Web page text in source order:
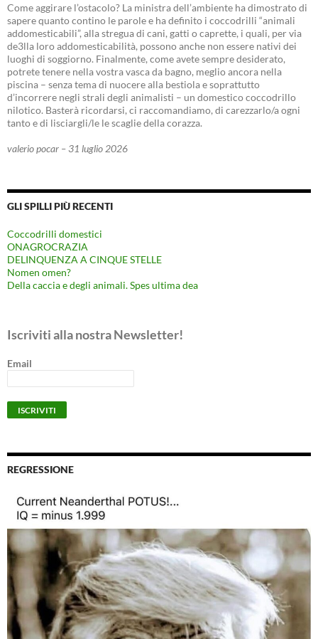
Come aggirare l’ostacolo? La ministra dell’ambiente ha dimostrato di
sapere quanto contino le parole e ha definito i coccodrilli “animali
addomesticabili”, alla stregua di cani, gatti o caprette, i quali, per via
de3lla loro addomesticabilità, possono anche non essere nativi dei
luoghi di soggiorno. Finalmente, come avete sempre desiderato,
potrete tenere nella vostra vasca da bagno, meglio ancora nella
piscina – senza tema di nuocere alla bestiola e soprattutto
d’incorrere negli strali degli animalisti – un domestico coccodrillo
nilotico. Basterà ricordarsi, ci raccomandiamo, di carezzarlo/a ogni
tanto e di lisciargli/le le scaglie della corazza.
valerio pocar – 31 luglio 2026
GLI SPILLI PIÙ RECENTI
Coccodrilli domestici
ONAGROCRAZIA
DELINQUENZA A CINQUE STELLE
Nomen omen?
Della caccia e degli animali. Spes ultima dea
Iscriviti alla nostra Newsletter!
Email
REGRESSIONE